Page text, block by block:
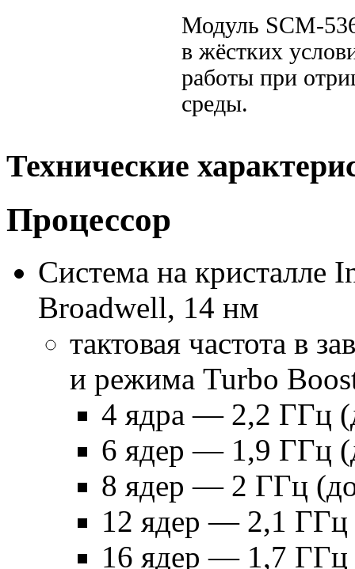
Модуль SCM-
в жёстких
работы при
среды.
Технические
Процессор
Система на кристалле
Broadwell, 14 нм
тактовая частота в
и режима Turbo
4 ядра — 2,2 ГГц
6 ядер — 1,9 ГГц
8 ядер — 2 ГГц
12 ядер — 2,1
16 ядер — 1,7